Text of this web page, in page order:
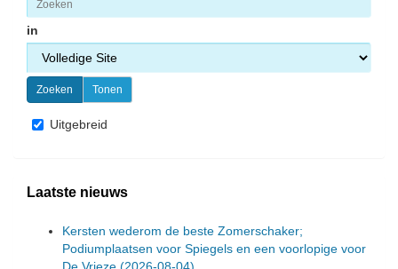
in
Uitgebreid
Laatste nieuws
Kersten wederom de beste Zomerschaker;
Podiumplaatsen voor Spiegels en een voorlopige voor
De Vrieze (2026-08-04)